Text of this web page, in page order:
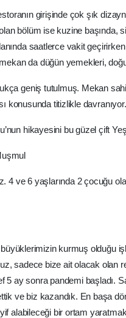
girişinde çok şık
bölüm ise kuzine başında,
saatlerce vakit
da düğün yemekleri,
geniş tutulmuş. Mekan
konusunda titizlikle davranıyor.
hikayesini bu güzel çift
4 ve 6 yaşlarında 2 çocuğu
büyüklerimizin kurmuş olduğu
sadece bize ait olacak olan
5 ay sonra pandemi başladı.
ve biz kazandık. En başa
alabileceği bir ortam